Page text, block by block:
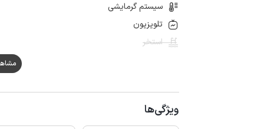
سیستم گرمایشی
تلویزیون
استخر
مشاهده
ویژگی‌ها